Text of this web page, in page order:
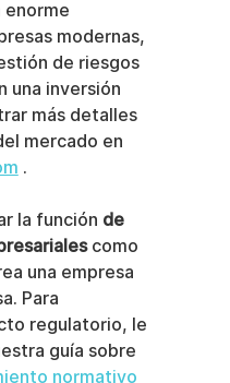
enorme
modernas,
de riesgos
una inversión
más detalles
mercado en
.
la función de
como
una empresa
Para
regulatorio, le
guía sobre
normativo